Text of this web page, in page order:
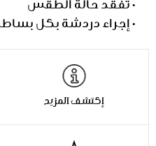
• تفقد حالة الطقس
• إجراء دردشة بكل بساطة
إكتشف المزيد